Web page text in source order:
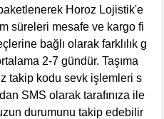
Horoz Lojistik'e
süreleri mesafe ve kargo fi
bağlı olarak farklılık g
2-7 gündür. Taşıma
takip kodu sevk işlemleri s
SMS olarak tarafınıza ile
durumunu takip edebilir